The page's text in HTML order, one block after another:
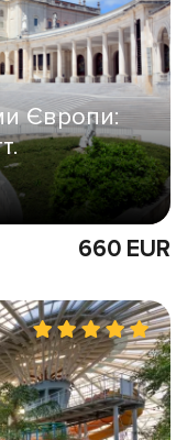
Європи:
660 EUR